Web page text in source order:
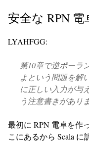
安全な RPN 電
LYAHFGG:
第10章で逆ポーラ
よという問題を解
に正しい入力が与
う注意書きがあり
最初に RPN 電卓を作
こにあるから Scala に